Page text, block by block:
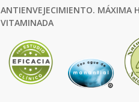
ANTIENVEJECIMIENTO. MÁXIMA
VITAMINADA